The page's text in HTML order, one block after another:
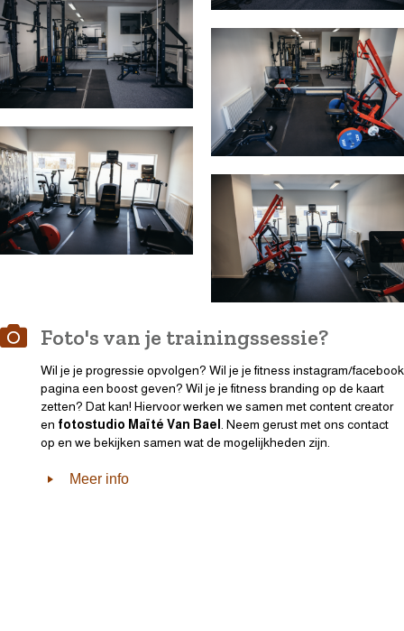
Foto's van je trainingssessie?
Wil je je progressie opvolgen? Wil je je fitness instagram/facebook
pagina een boost geven? Wil je je fitness branding op de kaart
zetten? Dat kan! Hiervoor werken we samen met content creator
en fotostudio Maïté Van Bael
. Neem gerust met ons contact
op en we bekijken samen wat de mogelijkheden zijn.
Meer info